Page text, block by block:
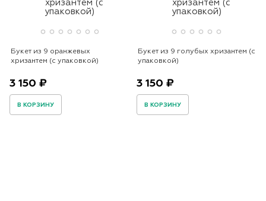
Букет из 9 оранжевых
хризантем (с упаковкой)
3 150 ₽
В КОРЗИНУ
Букет из 9 голубых хризантем (с
упаковкой)
3 150 ₽
В КОРЗИНУ